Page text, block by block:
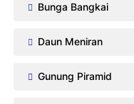
Bunga Bangkai
Daun Meniran
Gunung Piramid